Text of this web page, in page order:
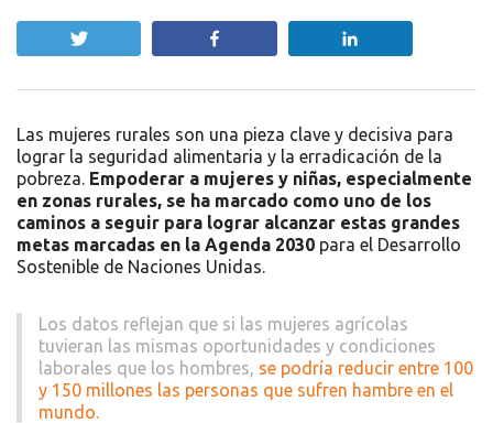
Las mujeres rurales son una pieza clave y decisiva para
lograr la seguridad alimentaria y la erradicación de la
pobreza. Empoderar a mujeres y niñas, especialmente
en zonas rurales, se ha marcado como uno de los
caminos a seguir para lograr alcanzar estas grandes
metas marcadas en la Agenda 2030 para el Desarrollo
Sostenible de Naciones Unidas.
Los datos reflejan que si las mujeres agrícolas
tuvieran las mismas oportunidades y condiciones
laborales que los hombres, se podría reducir entre 100
y 150 millones las personas que sufren hambre en el
mundo.